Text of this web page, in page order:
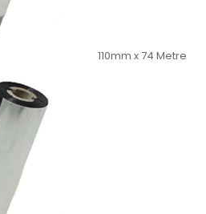
110mm x 74 Metre